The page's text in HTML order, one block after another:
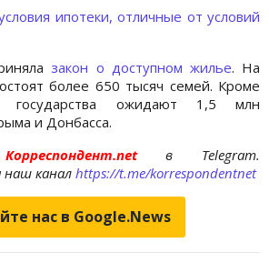
ипотеки, отличные от условий
закон о доступном жилье. На
более 650 тысяч семей. Кроме
государства ожидают 1,5 млн
и Донбасса.
в Telegram.
наш канал https://t.me/korrespondentnet
нас в Google.News